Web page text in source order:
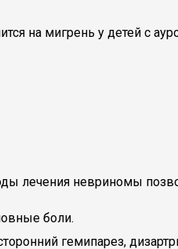
на мигрень у детей с
лечения невриномы
боли.
гемипарез,